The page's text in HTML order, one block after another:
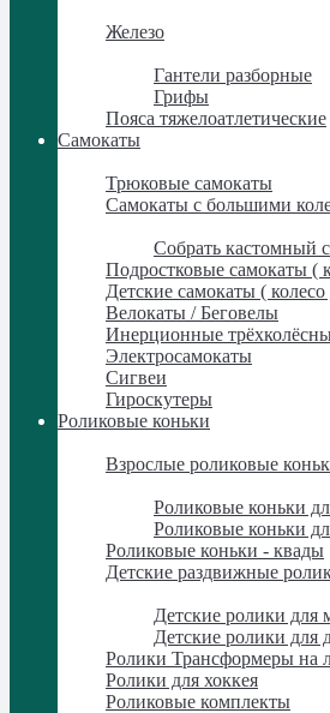
Железо
Гантели разборные
Грифы
Пояса тяжелоатлетические
Самокаты
Трюковые самокаты
Самокаты с большими
Собрать кастомный
Подростковые самокаты (
Детские самокаты (
Велокаты / Беговелы
Инерционные
Электросамокаты
Сигвеи
Гироскутеры
Роликовые коньки
Взрослые роликовые
Роликовые коньки
Роликовые коньки
Роликовые коньки - квады
Детские раздвижные
Детские ролики для
Детские ролики для
Ролики Трансформеры на
Ролики для хоккея
Роликовые комплекты